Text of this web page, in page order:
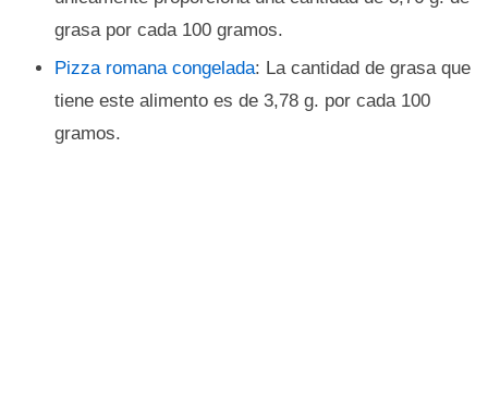
grasa por cada 100 gramos.
Pizza romana congelada: La cantidad de grasa que
tiene este alimento es de 3,78 g. por cada 100
gramos.